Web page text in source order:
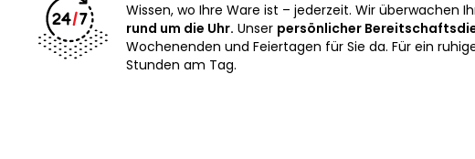
Wissen, wo Ihre Ware ist – jederzeit. Wir überwachen
rund um die Uhr. Unser persönlicher
Wochenenden und Feiertagen für Sie da. Für ein
Stunden am Tag.